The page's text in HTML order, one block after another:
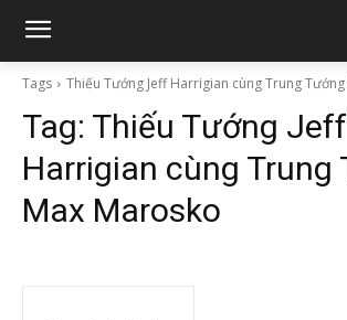
Tags Thiếu Tướng Jeff Harrigian cùng Trung
Tag: Thiếu Tướng Jeff
Harrigian cùng Trung
Max Marosko